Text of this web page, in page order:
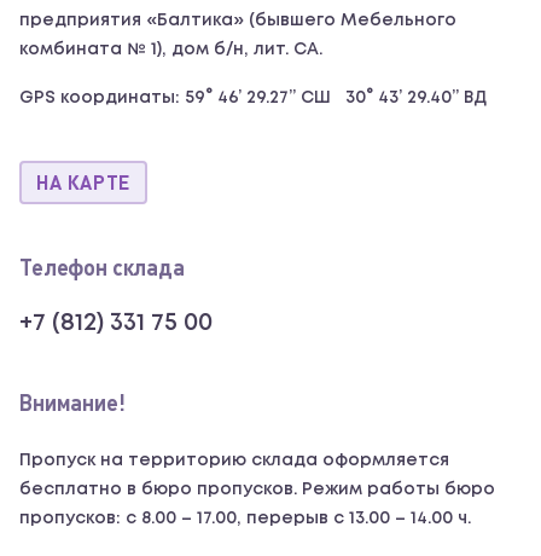
предприятия «Балтика» (бывшего Мебельного
комбината № 1), дом б/н, лит. СА.
GPS координаты: 59° 46’ 29.27’’ СШ 30° 43’ 29.40’’ ВД
НА КАРТЕ
Телефон склада
+7 (812) 331 75 00
Внимание!
Пропуск на территорию склада оформляется
бесплатно в бюро пропусков. Режим работы бюро
пропусков: с 8.00 – 17.00, перерыв с 13.00 – 14.00 ч.